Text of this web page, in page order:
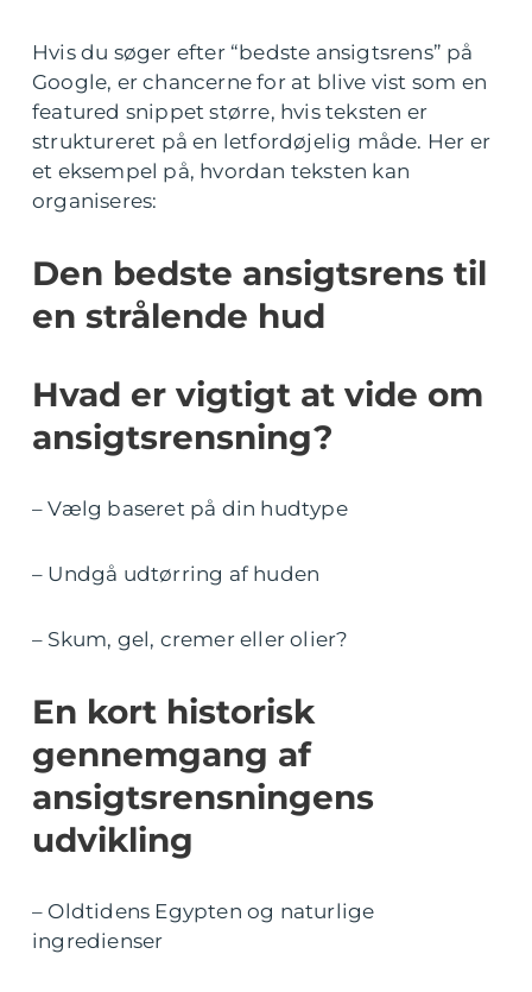
Hvis du søger efter “bedste ansigtsrens” på
Google, er chancerne for at blive vist som en
featured snippet større, hvis teksten er
struktureret på en letfordøjelig måde. Her er
et eksempel på, hvordan teksten kan
organiseres:
Den bedste ansigtsrens til
en strålende hud
Hvad er vigtigt at vide om
ansigtsrensning?
– Vælg baseret på din hudtype
– Undgå udtørring af huden
– Skum, gel, cremer eller olier?
En kort historisk
gennemgang af
ansigtsrensningens
udvikling
– Oldtidens Egypten og naturlige
ingredienser